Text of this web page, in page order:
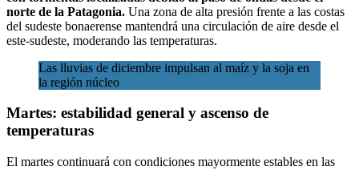
norte de la Patagonia. Una zona de alta presión frente a las costas
del sudeste bonaerense mantendrá una circulación de aire desde el
este-sudeste, moderando las temperaturas.
Las lluvias de diciembre impulsan al maíz y la soja en
la región núcleo
Martes: estabilidad general y ascenso de
temperaturas
El martes continuará con condiciones mayormente estables en las